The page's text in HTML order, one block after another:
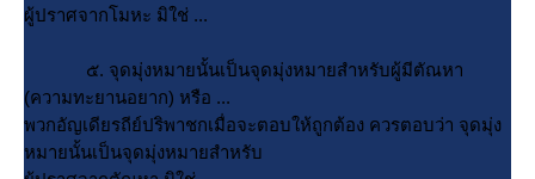
ผู้ปราศจากโมหะ มิใช่ ...
๕. จุดมุ่งหมายนั้นเป็นจุดมุ่งหมายสำหรับผู้มีตัณหา
(ความทะยานอยาก) หรือ ...
พวกอัญเดียรถีย์ปริพาชกเมื่อจะตอบให้ถูกต้อง ควรตอบว่า จุดมุ่ง
หมายนั้นเป็นจุดมุ่งหมายสำหรับ